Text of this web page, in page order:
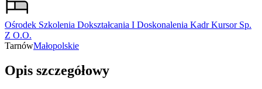
Ośrodek Szkolenia Dokształcania I Doskonalenia Kadr Kursor Sp.
Z O.O.
TarnówMałopolskie
Opis szczegółowy